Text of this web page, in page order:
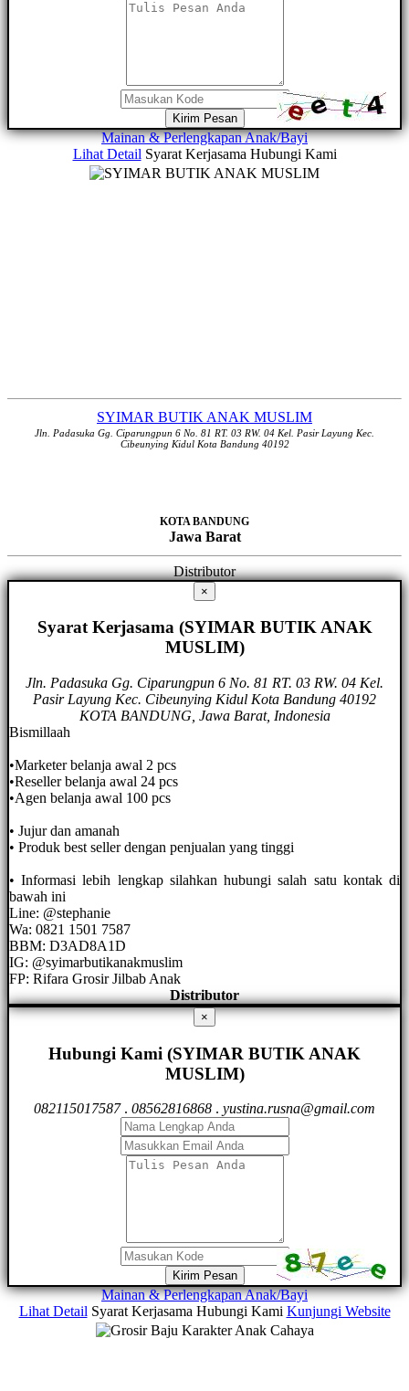
Kirim Pesan
Mainan & Perlengkapan Anak/Bayi
Lihat Detail Syarat Kerjasama Hubungi Kami
SYIMAR BUTIK ANAK MUSLIM
Jln. Padasuka Gg. Ciparungpun 6 No. 81 RT. 03 RW. 04 Kel. Pasir Layung Kec.
Cibeunying Kidul Kota Bandung 40192
KOTA BANDUNG
Jawa Barat
Distributor
×
Syarat Kerjasama (SYIMAR BUTIK ANAK
MUSLIM)
Jln. Padasuka Gg. Ciparungpun 6 No. 81 RT. 03 RW. 04 Kel.
Pasir Layung Kec. Cibeunying Kidul Kota Bandung 40192
KOTA BANDUNG, Jawa Barat, Indonesia
Bismillaah
•Marketer belanja awal 2 pcs
•Reseller belanja awal 24 pcs
•Agen belanja awal 100 pcs
• Jujur dan amanah
• Produk best seller dengan penjualan yang tinggi
• Informasi lebih lengkap silahkan hubungi salah satu kontak di
bawah ini
Line: @stephanie
Wa: 0821 1501 7587
BBM: D3AD8A1D
IG: @syimarbutikanakmuslim
FP: Rifara Grosir Jilbab Anak
Distributor
×
Hubungi Kami (SYIMAR BUTIK ANAK
MUSLIM)
082115017587. 08562816868 . yustina.rusna@gmail.com
Kirim Pesan
Mainan & Perlengkapan Anak/Bayi
Lihat Detail Syarat Kerjasama Hubungi Kami Kunjungi Website